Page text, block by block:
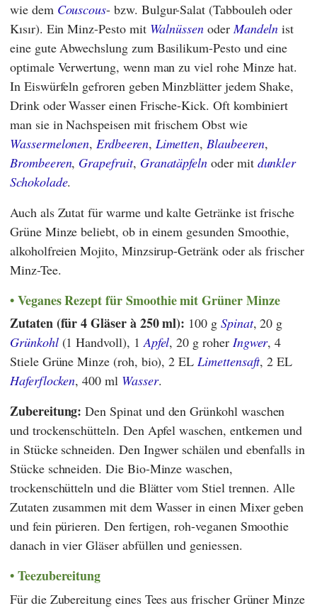
wie dem Couscous- bzw. Bulgur-Salat (Tabbouleh oder
Kısır). Ein Minz-Pesto mit Walnüssen oderMandeln ist
eine gute Abwechslung zum Basilikum-Pesto und eine
optimale Verwertung, wenn man zu viel rohe Minze hat.
In Eiswürfeln gefroren geben Minzblätter jedem Shake,
Drink oder Wasser einen Frische-Kick. Oft kombiniert
man sie in Nachspeisen mit frischem Obst wie
Wassermelonen,Erdbeeren, Limetten,Blaubeeren,
Brombeeren, Grapefruit, Granatäpfeln oder mit dunkler
Schokolade.
Auch als Zutat für warme und kalte Getränke ist frische
Grüne Minze beliebt, ob in einem gesunden Smoothie,
alkoholfreien Mojito, Minzsirup-Getränk oder als frischer
Minz-Tee.
Veganes Rezept für Smoothie mit Grüner Minze
Zutaten (für 4 Gläser à 250 ml): 100 g Spinat, 20 g
Grünkohl(1 Handvoll), 1Apfel, 20 g roher Ingwer, 4
Stiele Grüne Minze (roh, bio), 2 ELLimettensaft, 2 EL
Haferflocken, 400 ml Wasser.
Zubereitung:Den Spinat und den Grünkohl waschen
und trockenschütteln. Den Apfel waschen, entkernen und
in Stücke schneiden. Den Ingwer schälen und ebenfalls in
Stücke schneiden. Die Bio-Minze waschen,
trockenschütteln und die Blätter vom Stiel trennen. Alle
Zutaten zusammen mit dem Wasser in einen Mixer geben
und fein pürieren. Den fertigen, roh-veganen Smoothie
danach in vier Gläser abfüllen und geniessen.
Teezubereitung
Für die Zubereitung eines Tees aus frischer Grüner Minze